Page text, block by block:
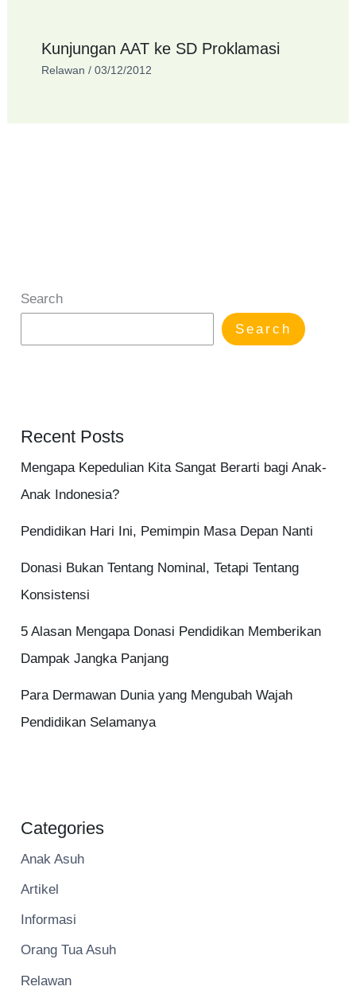
Kunjungan AAT ke SD Proklamasi
Relawan / 03/12/2012
Search
Search
Recent Posts
Mengapa Kepedulian Kita Sangat Berarti bagi Anak-
Anak Indonesia?
Pendidikan Hari Ini, Pemimpin Masa Depan Nanti
Donasi Bukan Tentang Nominal, Tetapi Tentang
Konsistensi
5 Alasan Mengapa Donasi Pendidikan Memberikan
Dampak Jangka Panjang
Para Dermawan Dunia yang Mengubah Wajah
Pendidikan Selamanya
Categories
Anak Asuh
Artikel
Informasi
Orang Tua Asuh
Relawan